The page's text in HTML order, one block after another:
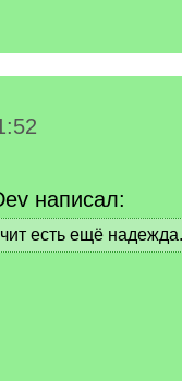
написал:
есть ещё надежда.